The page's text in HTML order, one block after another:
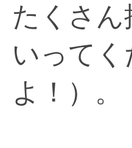
たくさ
いって
よ！）。